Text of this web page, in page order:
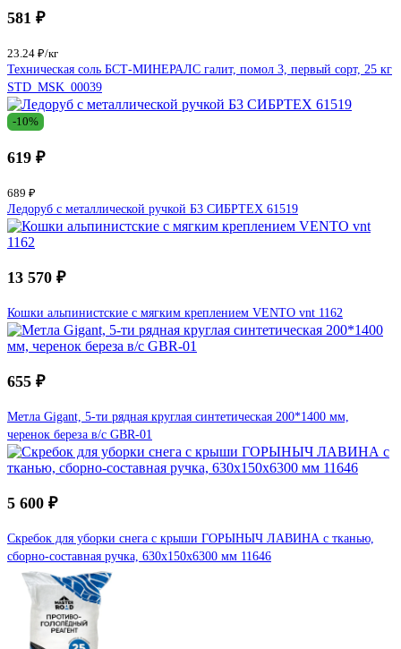
581 ₽
23.24 ₽/кг
Техническая соль БСТ-МИНЕРАЛС галит, помол 3, первый сорт, 25 кг
STD_MSK_00039
-10%
619 ₽
689 ₽
Ледоруб с металлической ручкой Б3 СИБРТЕХ 61519
13 570 ₽
Кошки альпинистские с мягким креплением VENTO vnt 1162
655 ₽
Метла Gigant, 5-ти рядная круглая синтетическая 200*1400 мм,
черенок береза в/с GBR-01
5 600 ₽
Скребок для уборки снега с крыши ГОРЫНЫЧ ЛАВИНА с тканью,
сборно-составная ручка, 630х150х6300 мм 11646